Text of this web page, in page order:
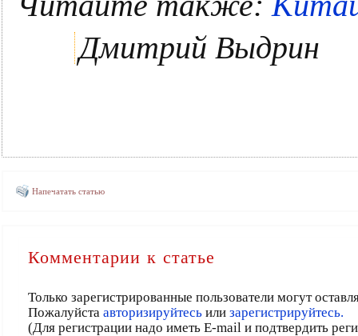
Дмитрий Выдрин
Напечатать статью
Комментарии к статье
Только зарегистрированные пользователи могут
Пожалуйста авторизируйтесьили зарегистрируйтесь.
(Для регистрации надо иметь E-mail и подтвердить